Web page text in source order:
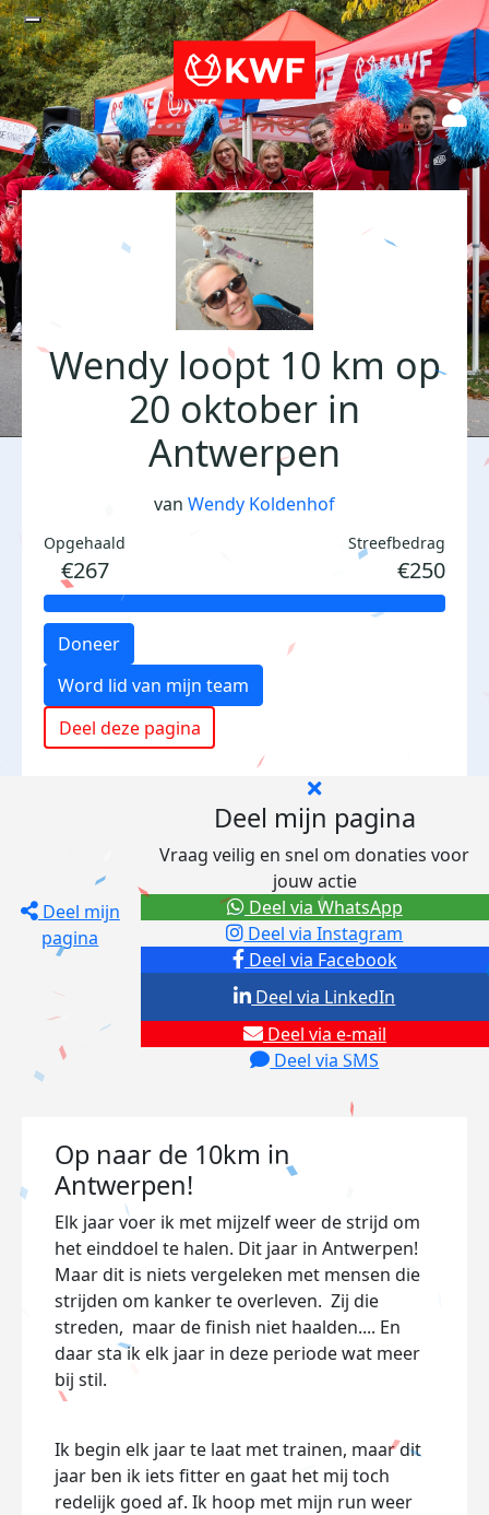
Wendy loopt 10 km op
20 oktober in
Antwerpen
van Wendy Koldenhof
Opgehaald
€267
Streefbedrag
€250
Doneer
Word lid van mijn team
Deel deze pagina
Deel mijn
pagina
Deel mijn pagina
Vraag veilig en snel om donaties voor
jouw actie
Deel via Facebook
Deel via Instagram
Deel via e-mail
Deel via SMS
Deel via LinkedIn
Deel via WhatsApp
Op naar de 10km in
Antwerpen!
Elk jaar voer ik met mijzelf weer de strijd om
het einddoel te halen. Dit jaar in Antwerpen!
Maar dit is niets vergeleken met mensen die
strijden om kanker te overleven. Zij die
streden, maar de finish niet haalden.... En
daar sta ik elk jaar in deze periode wat meer
bij stil.
Ik begin elk jaar te laat met trainen, maar dit
jaar ben ik iets fitter en gaat het mij toch
redelijk goed af. Ik hoop met mijn run weer